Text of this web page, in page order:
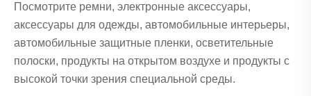
Посмотрите ремни, электронные аксессуары,
аксессуары для одежды, автомобильные интерьеры,
автомобильные защитные пленки, осветительные
полоски, продукты на открытом воздухе и продукты с
высокой точки зрения специальной среды.